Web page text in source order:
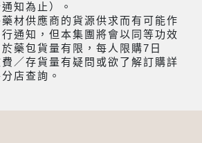
知為止）。
材供應商的貨源供求而有可能作
通知，但本集團將會以同等功效
藥包貨量有限，每人限購7日
／存貨量有疑問或欲了解訂購詳
店查詢。